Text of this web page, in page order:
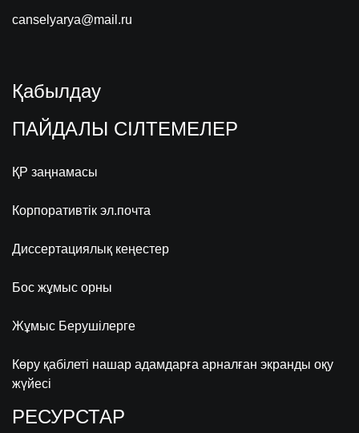
canselyarya@mail.ru
Қабылдау
ПАЙДАЛЫ СІЛТЕМЕЛЕР
ҚР заңнамасы
Корпоративтік эл.почта
Диссертациялық кеңестер
Бос жұмыс орны
Жұмыс Берушілерге
Көру қабілеті нашар адамдарға арналған экранды оқу
жүйесі
РЕСУРСТАР